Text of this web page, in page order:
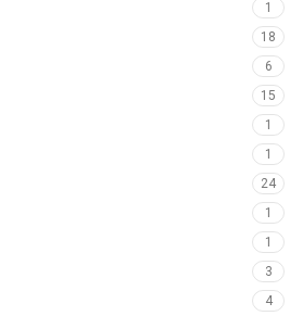
1
18
6
15
1
1
24
1
1
3
4